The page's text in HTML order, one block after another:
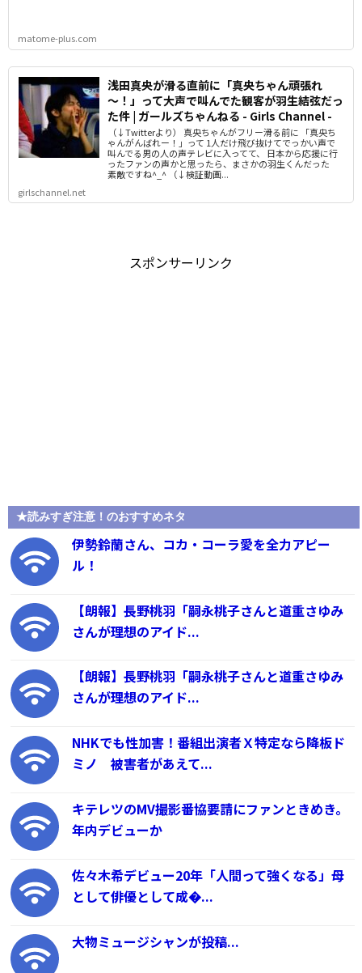
matome-plus.com
浅田真央が滑る直前に「真央ちゃん頑張れ
～！」って大声で叫んでた観客が羽生結弦だっ
た件 | ガールズちゃんねる - Girls Channel -
（↓Twitterより） 真央ちゃんがフリー滑る前に 「真央ち
ゃんがんばれー！」って 1人だけ飛び抜けてでっかい声で
叫んでる男の人の声テレビに入ってて、 日本から応援に行
ったファンの声かと思ったら、まさかの羽生くんだった
素敵ですね^_^ （↓検証動画...
girlschannel.net
スポンサーリンク
★読みすぎ注意！のおすすめネタ
伊勢鈴蘭さん、コカ・コーラ愛を全力アピー
ル！
【朗報】長野桃羽「嗣永桃子さんと道重さゆみ
さんが理想のアイド...
【朗報】長野桃羽「嗣永桃子さんと道重さゆみ
さんが理想のアイド...
NHKでも性加害！番組出演者Ｘ特定なら降板ド
ミノ 被害者があえて...
キテレツのMV撮影番協要請にファンときめき。
年内デビューか
佐々木希デビュー20年「人間って強くなる」母
として俳優として成�...
大物ミュージシャンが投稿...